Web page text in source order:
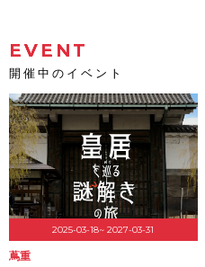
EVENT
開催中のイベント
2025-03-18~ 2027-03-31
蔦重